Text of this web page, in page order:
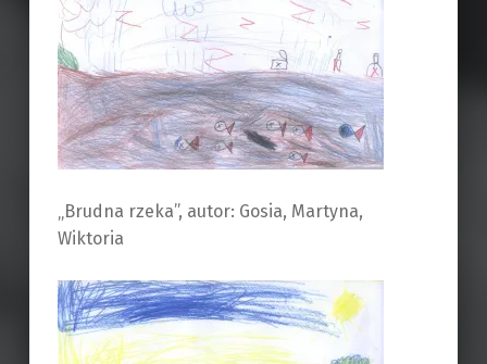
„Brudna rzeka”, autor: Gosia, Martyna,
Wiktoria